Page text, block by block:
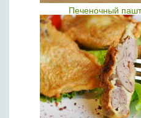
Печеночный